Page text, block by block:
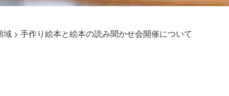
域 > 手作り絵本と絵本の読み聞かせ会開催について